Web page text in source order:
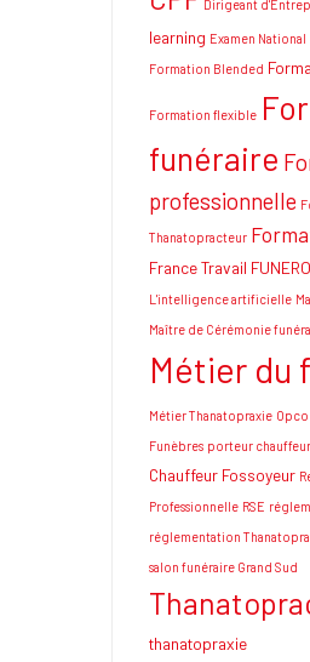
Dirigeant
learning Examen National
Formation Blended
Formation flexible
funéraire
professionnelle
Thanatopracteur
France Travail
L'intelligence artificielle
Maître de Cérémonie
Métier du
Métier Thanatopraxie Opco
Funèbres porteur chauffeur
Chauffeur Fossoyeur
Professionnelle RSE
réglementation
salon funéraire Grand Sud
thanatopraxie